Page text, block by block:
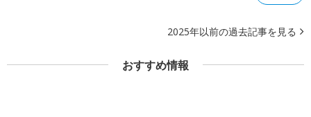
2025年以前の過去記事を見る
おすすめ情報